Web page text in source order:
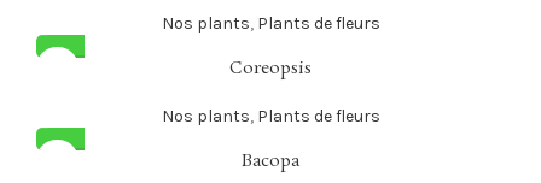
Nos plants, Plants de fleurs
Coreopsis
Nos plants, Plants de fleurs
Bacopa